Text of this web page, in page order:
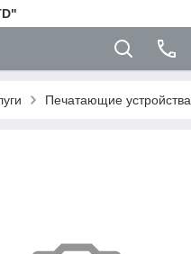
Печатающие устройства